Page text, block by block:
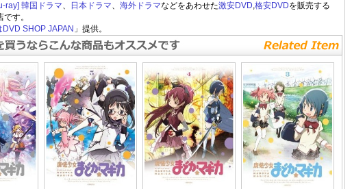
ray] 韓国ドラマ、 日本ドラマ、 海外ドラマなどをあわせた激安DVD,格安DVDを販売する
す。
SHOP JAPAN 」提供。